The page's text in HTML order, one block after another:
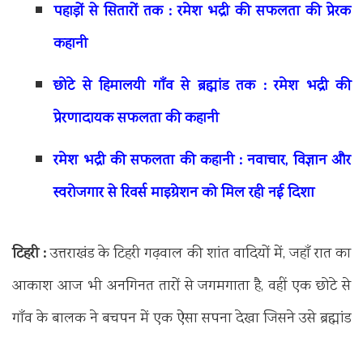
पहाड़ों से सितारों तक : रमेश भद्री की सफलता की प्रेरक
कहानी
छोटे से हिमालयी गाँव से ब्रह्मांड तक : रमेश भद्री की
प्रेरणादायक सफलता की कहानी
रमेश भद्री की सफलता की कहानी : नवाचार, विज्ञान और
स्वरोजगार से रिवर्स माइग्रेशन को मिल रही नई दिशा
टिहरी :उत्तराखंड के टिहरी गढ़वाल की शांत वादियों में, जहाँ रात का
आकाश आज भी अनगिनत तारों से जगमगाता है, वहीं एक छोटे से
गाँव के बालक ने बचपन में एक ऐसा सपना देखा जिसने उसे ब्रह्मांड